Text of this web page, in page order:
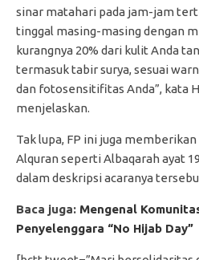
sinar matahari pada jam-jam
tinggal masing-masing dengan
kurangnya 20% dari kulit Anda
termasuk tabir surya, sesuai
dan fotosensitifitas Anda”, kata
menjelaskan.
Tak lupa, FP ini juga
Alquran seperti Albaqarah ayat
dalam deskripsi acaranya
Baca juga: Mengenal
Penyelenggara “No Hijab Day”